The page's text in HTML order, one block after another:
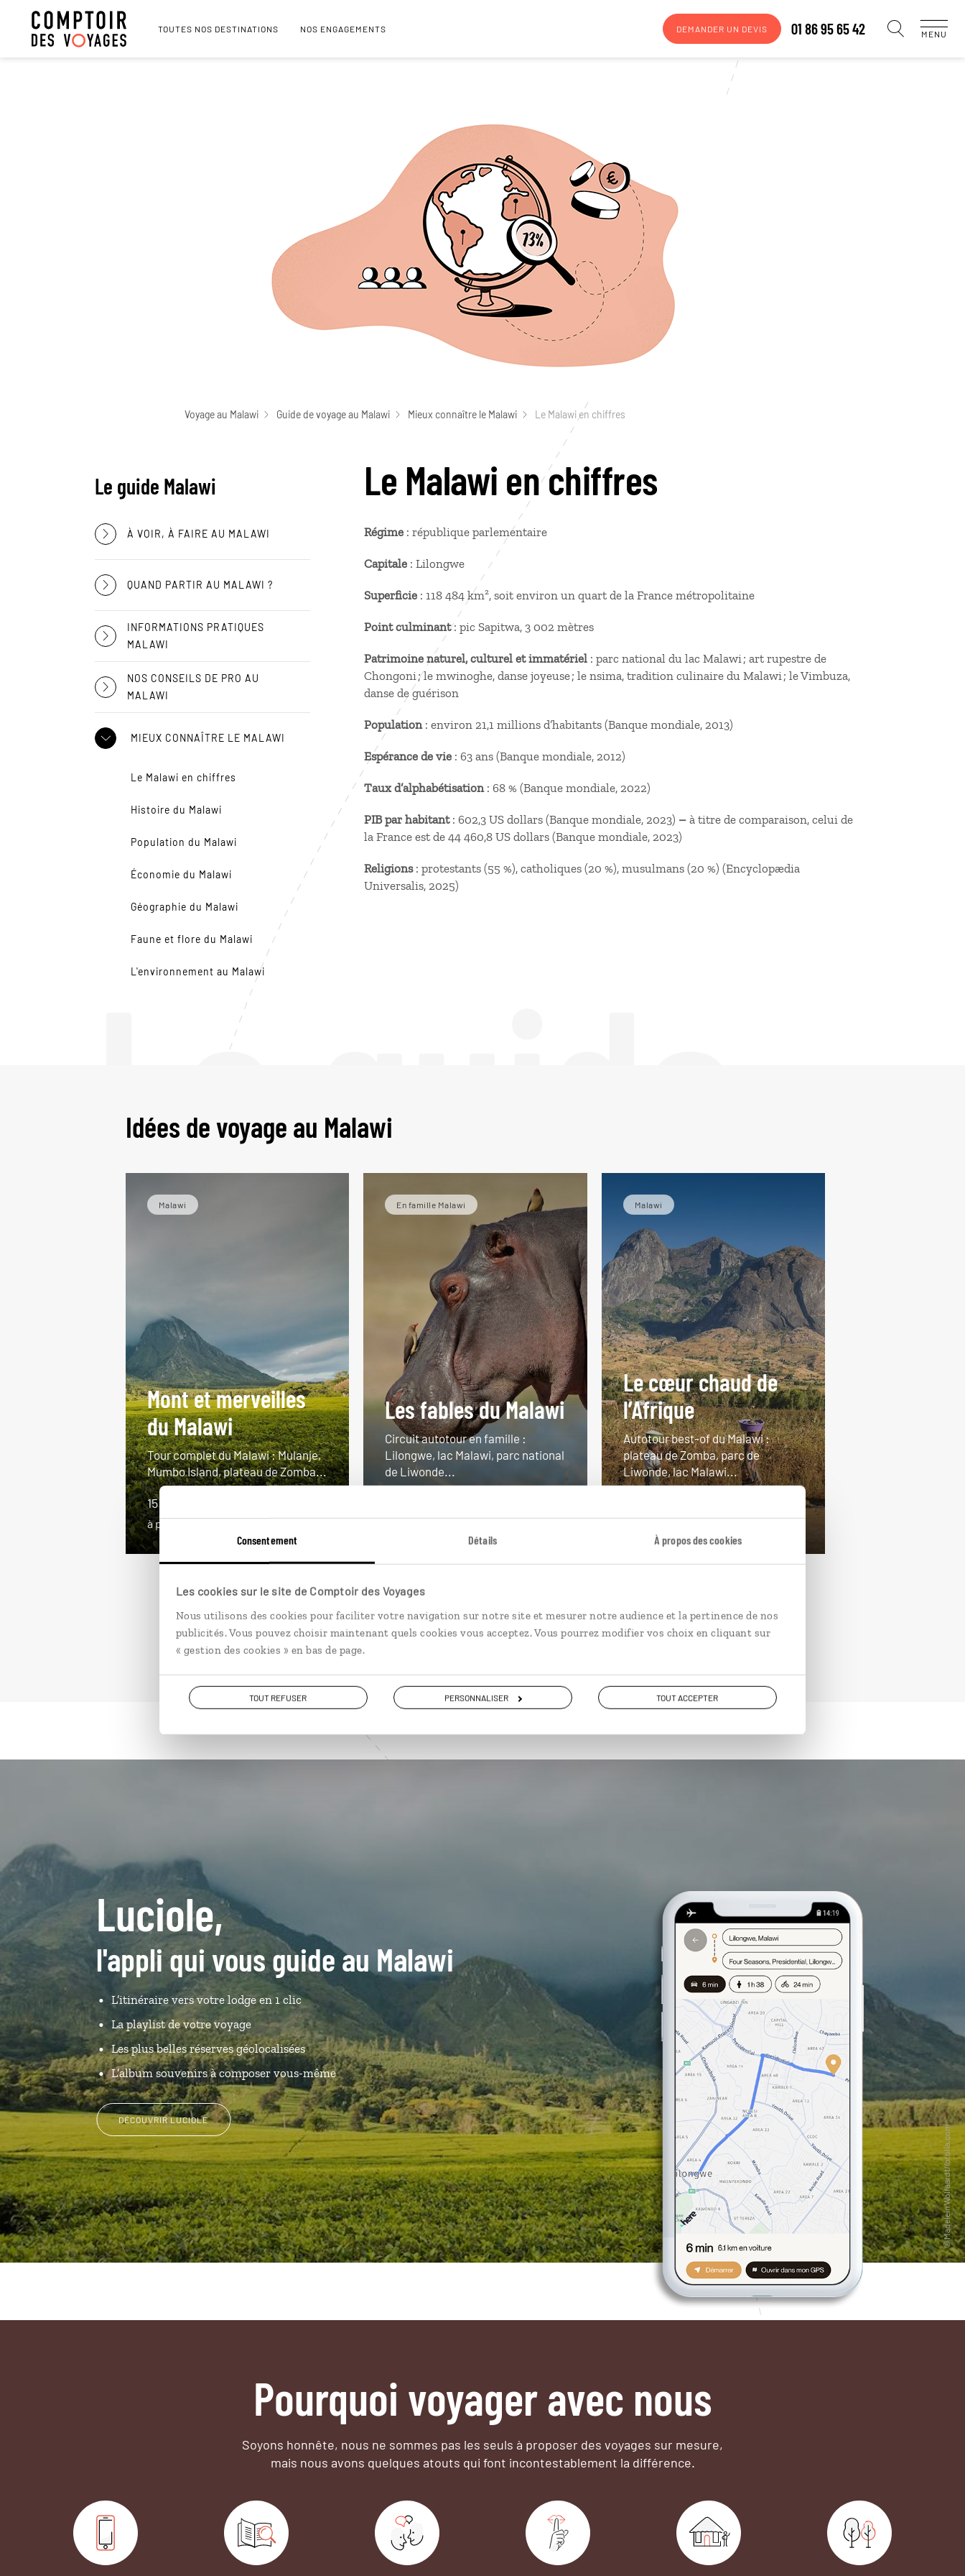
Consentement Détails À propos des cookies
Les cookies sur le site de Comptoir des Voyages
Nous utilisons des cookies pour faciliter votre navigation sur notre site et mesurer notre audience et la pertinence de nos
publicités. Vous pouvez choisir maintenant quels cookies vous acceptez. Vous pourrez modifier vos choix en cliquant sur
« gestion des cookies » en bas de page.
TOUT REFUSER PERSONNALISER TOUT ACCEPTER
TOUTES NOS DESTINATIONS NOS ENGAGEMENTS DEMANDER UN DEVIS 01 86 95 65 42 MENU
Voyage au Malawi Guide de voyage au Malawi Mieux connaître le Malawi Le Malawi en chiffres
Le guide
Le guide Malawi
À VOIR, À FAIRE AU MALAWI
QUAND PARTIR AU MALAWI ?
INFORMATIONS PRATIQUES
MALAWI
NOS CONSEILS DE PRO AU
MALAWI
MIEUX CONNAÎTRE LE MALAWI
Le Malawi en chiffres
Histoire du Malawi
Population du Malawi
Économie du Malawi
Géographie du Malawi
Faune et flore du Malawi
L'environnement au Malawi
Le Malawi en chiffres
Régime : république parlementaire
Capitale : Lilongwe
Superficie : 118 484 km², soit environ un quart de la France métropolitaine
Point culminant: pic Sapitwa, 3 002 mètres
Patrimoine naturel, culturel et immatériel : parc national du lac Malawi ; art rupestre de
Chongoni ; le mwinoghe, danse joyeuse ; le nsima, tradition culinaire du Malawi ; le Vimbuza,
danse de guérison
Population: environ 21,1 millions d’habitants (Banque mondiale, 2013)
Espérance de vie : 63 ans (Banque mondiale, 2012)
Taux d’alphabétisation: 68 % (Banque mondiale, 2022)
PIB par habitant: 602,3 US dollars (Banque mondiale, 2023) – à titre de comparaison, celui de
la France est de 44 460,8 US dollars (Banque mondiale, 2023)
Religions: protestants (55 %), catholiques (20 %), musulmans (20 %) (Encyclopædia
Universalis, 2025)
Idées de voyage au Malawi
Malawi
Mont et merveilles
du Malawi
Tour complet du Malawi : Mulanje,
Mumbo Island, plateau de Zomba...
15 jours / 12 nuits
à partir de 5600€
En famille Malawi
Les fables du Malawi
Circuit autotour en famille :
Lilongwe, lac Malawi, parc national
de Liwonde...
à partir de 3250€
Malawi
Le cœur chaud de
l’Afrique
Autotour best-of du Malawi :
plateau de Zomba, parc de
Liwonde, lac Malawi...
à partir de 3700€
VOIR NOS 5 IDÉES DE VOYAGE AU MALAWI
Luciole,
l'appli qui vous guide au Malawi
L’itinéraire vers votre lodge en 1 clic
La playlist de votre voyage
Les plus belles réserves géolocalisées
L’album souvenirs à composer vous-même
DÉCOUVRIR LUCIOLE
Pourquoi voyager avec nous
Soyons honnête, nous ne sommes pas les seuls à proposer des voyages sur mesure,
mais nous avons quelques atouts qui font incontestablement la différence.